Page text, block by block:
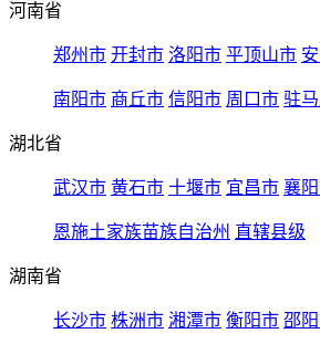
河南省
郑州市 开封市 洛阳市 平顶山市
南阳市 商丘市 信阳市 周口市 驻
湖北省
武汉市 黄石市 十堰市 宜昌市 襄
恩施土家族苗族自治州 直辖县级
湖南省
长沙市 株洲市 湘潭市 衡阳市 邵